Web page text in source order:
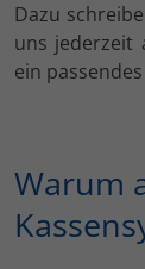
Dazu
uns jederzeit
ein
Warum